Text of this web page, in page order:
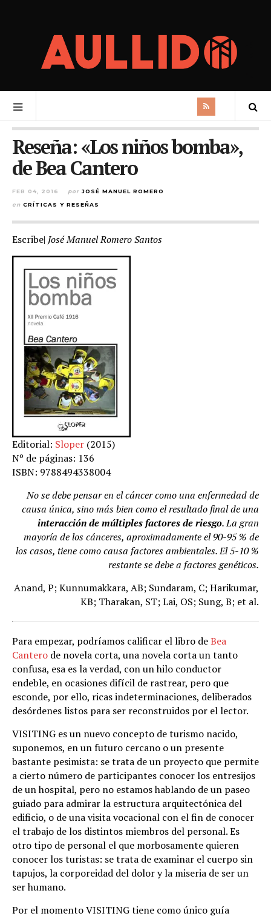
Reseña: «Los niños bomba»,
de Bea Cantero
FEB 04, 2016 por JOSÉ MANUEL ROMERO
en CRÍTICAS Y RESEÑAS
Escribe| José Manuel Romero Santos
Editorial: Sloper (2015)
Nº de páginas: 136
ISBN: 9788494338004
No se debe pensar en el cáncer como una enfermedad de
causa única, sino más bien como el resultado final de una
interacción de múltiples factores de riesgo. La gran
mayoría de los cánceres, aproximadamente el 90-95 % de
los casos, tiene como causa factores ambientales. El 5-10 %
restante se debe a factores genéticos.
Anand, P; Kunnumakkara, AB; Sundaram, C; Harikumar,
KB; Tharakan, ST; Lai, OS; Sung, B; et al.
Para empezar, podríamos calificar el libro deBea
Cantero de novela corta, una novela corta un tanto
confusa, esa es la verdad, con un hilo conductor
endeble, en ocasiones difícil de rastrear, pero que
esconde, por ello, ricas indeterminaciones, deliberados
desórdenes listos para ser reconstruidos por el lector.
VISITING es un nuevo concepto de turismo nacido,
suponemos, en un futuro cercano o un presente
bastante pesimista: se trata de un proyecto que permite
a cierto número de participantes conocer los entresijos
de un hospital, pero no estamos hablando de un paseo
guiado para admirar la estructura arquitectónica del
edificio, o de una visita vocacional con el fin de conocer
el trabajo de los distintos miembros del personal. Es
otro tipo de personal el que morbosamente quieren
conocer los turistas: se trata de examinar el cuerpo sin
tapujos, la corporeidad del dolor y la miseria de ser un
ser humano.
Por el momento VISITING tiene como único guía